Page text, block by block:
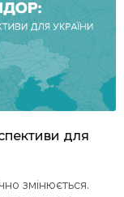
2022
2018
2015для
змінюється.